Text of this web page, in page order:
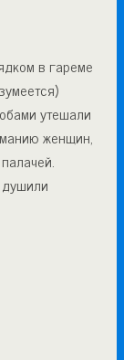
в гареме
утешали
женщин,